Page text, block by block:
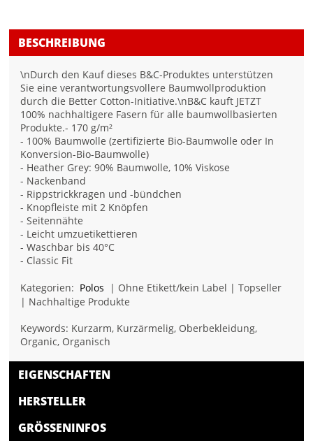
BESCHREIBUNG
\nDurch den Kauf dieses B&C-Produktes unterstützen
Sie eine verantwortungsvollere Baumwollproduktion
durch die Better Cotton-Initiative.\nB&C kauft JETZT
100% nachhaltigere Fasern für alle baumwollbasierten
Produkte.- 170 g/m²
- 100% Baumwolle (zertifizierte Bio-Baumwolle oder In
Konversion-Bio-Baumwolle)
- Heather Grey: 90% Baumwolle, 10% Viskose
- Nackenband
- Rippstrickkragen und -bündchen
- Knopfleiste mit 2 Knöpfen
- Seitennähte
- Leicht umzuetikettieren
- Waschbar bis 40°C
- Classic Fit
Kategorien: Polos
| Ohne Etikett/kein Label | Topseller
| Nachhaltige Produkte
Keywords: Kurzarm, Kurzärmelig, Oberbekleidung,
Organic, Organisch
EIGENSCHAFTEN
HERSTELLER
GRÖSSENINFOS